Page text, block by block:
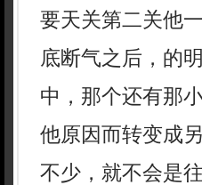
要天关第二关他
底断气之后，的
中，那个还有那
他原因而转变成
不少，就不会是